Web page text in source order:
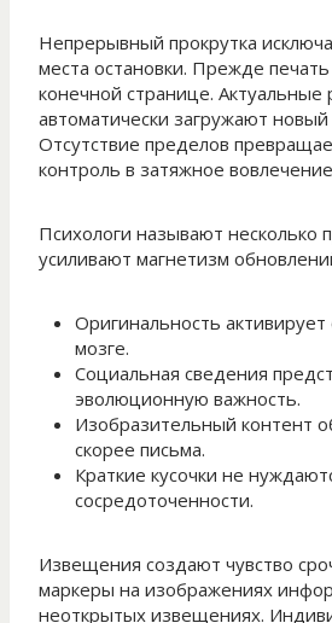
Непрерывный прокрутка
места остановки. Прежде печать
конечной странице. Актуальные
автоматически загружают
Отсутствие пределов
контроль в затяжное
Психологи называют несколько
усиливают магнетизм
Оригинальность активирует
мозге.
Социальная сведения
эволюционную важность.
Изобразительный контент
скорее письма.
Краткие кусочки не
сосредоточенности.
Извещения создают чувство
маркеры на изображениях
неоткрытых извещениях.